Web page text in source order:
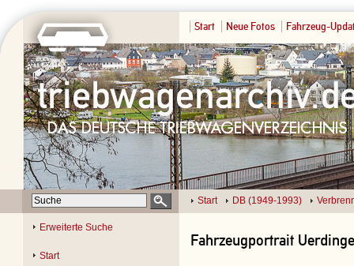
Start Neue Fotos Fahrzeug-
Start DB (1949-1993)
Erweiterte Suche
Start
Fahrzeugportrait